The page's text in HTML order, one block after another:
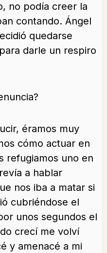
no podía creer la
contando. Ángel
quedarse
darle un respiro
éramos muy
cómo actuar en
refugiamos uno en
a hablar
nos iba a matar si
cubriéndose el
unos segundos el
crecí me volví
y amenacé a mi